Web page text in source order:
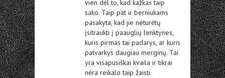
vien dėl to, kad kažkas taip
sako. Taip pat ir berniukams
pasakyta, kad jie neturėtų
įsitraukti į paauglių lenktynes,
kuris pirmas tai padarys, ar kuris
patvarkys daugiau merginų. Tai
yra visapusiškai kvaila ir tikrai
nėra reikalo taip žaisti.